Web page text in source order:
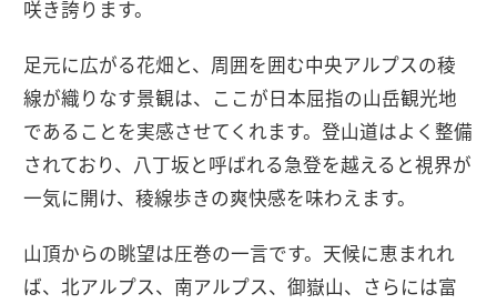
咲き誇ります。
足元に広がる花畑と、周囲を囲む中央アルプスの稜
線が織りなす景観は、ここが日本屈指の山岳観光地
であることを実感させてくれます。登山道はよく整備
されており、八丁坂と呼ばれる急登を越えると視界が
一気に開け、稜線歩きの爽快感を味わえます。
山頂からの眺望は圧巻の一言です。天候に恵まれれ
ば、北アルプス、南アルプス、御嶽山、さらには富